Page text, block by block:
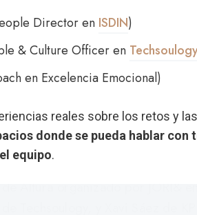
Director en ISDIN)
& Culture Officer en
en Excelencia Emocional)
reales sobre los retos y
donde se pueda hablar con
equipo.